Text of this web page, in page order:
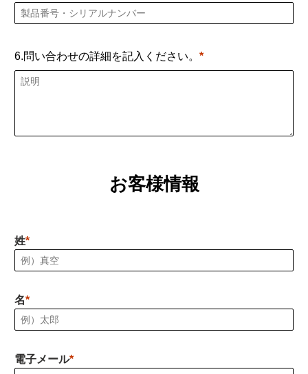
6.問い合わせの詳細を記入ください。
お客様情報
姓
名
電子メール